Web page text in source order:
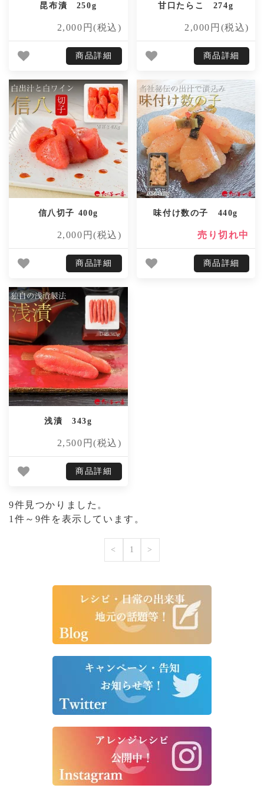
昆布漬 250g
2,000円(税込)
商品詳細
甘口たらこ 274g
2,000円(税込)
商品詳細
信八切子 400g
2,000円(税込)
商品詳細
味付け数の子 440g
売り切れ中
商品詳細
浅漬 343g
2,500円(税込)
商品詳細
9件見つかりました。
1件～9件を表示しています。
< 1 >